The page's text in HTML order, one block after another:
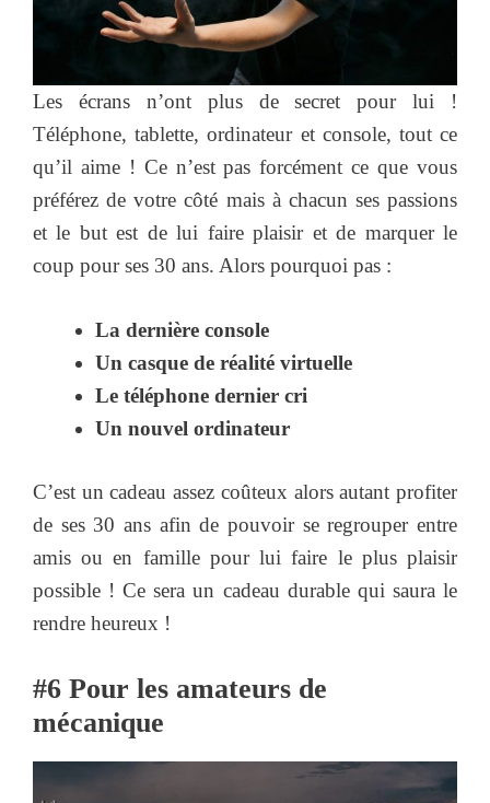
Les écrans n’ont plus de secret pour lui !
Téléphone, tablette, ordinateur et console, tout ce
qu’il aime ! Ce n’est pas forcément ce que vous
préférez de votre côté mais à chacun ses passions
et le but est de lui faire plaisir et de marquer le
coup pour ses 30 ans. Alors pourquoi pas :
La dernière console
Un casque de réalité virtuelle
Le téléphone dernier cri
Un nouvel ordinateur
C’est un cadeau assez coûteux alors autant profiter
de ses 30 ans afin de pouvoir se regrouper entre
amis ou en famille pour lui faire le plus plaisir
possible ! Ce sera un cadeau durable qui saura le
rendre heureux !
#6 Pour les amateurs de
mécanique